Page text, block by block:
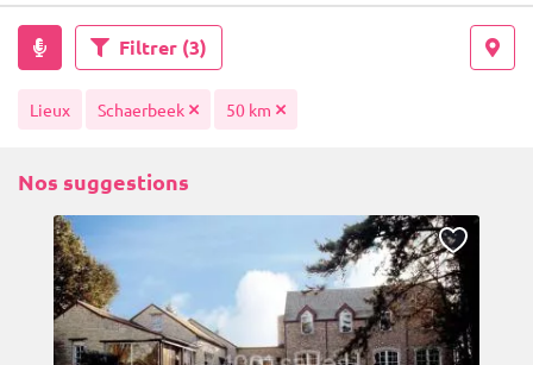
Filtrer (3)
Lieux Schaerbeek 50 km
Nos suggestions